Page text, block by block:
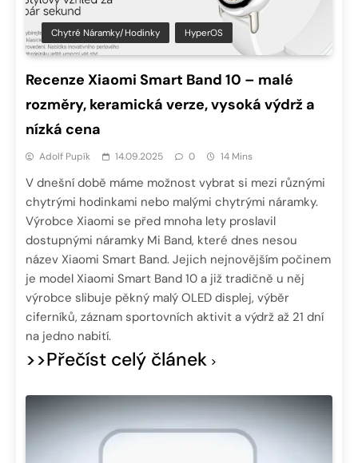
Chytré Náramky/hodinky HyperOS
Recenze Xiaomi Smart Band 10 – malé
rozměry, keramická verze, vysoká výdrž a
nízká cena
Adolf Pupík 14.09.2025 0 14 Mins
V dnešní době máme možnost vybrat si mezi různými
chytrými hodinkami nebo malými chytrými náramky.
Výrobce Xiaomi se před mnoha lety proslavil
dostupnými náramky Mi Band, které dnes nesou
název Xiaomi Smart Band. Jejich nejnovějším počinem
je model Xiaomi Smart Band 10 a již tradičně u něj
výrobce slibuje pěkný malý OLED displej, výběr
ciferníků, záznam sportovních aktivit a výdrž až 21 dní
na jedno nabití.
>>Přečíst celý článek